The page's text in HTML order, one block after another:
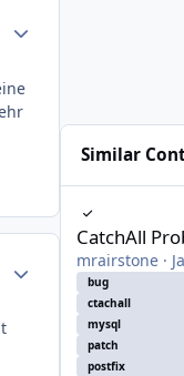
Author stats
Similar
CatchAll
mrairstone·
bug
ctachall
mysql
patch
postfix